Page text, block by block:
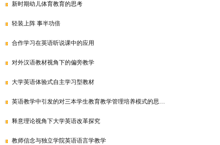
新时期幼儿体育教育的思考
轻装上阵 事半功倍
合作学习在英语听说课中的应用
对外汉语教材视角下的偏旁教学
大学英语体验式自主学习型教材
英语教学中引发的对三本学生教育教学管理培养模式的思…
释意理论视角下大学英语改革探究
教师信念与独立学院英语语言学教学